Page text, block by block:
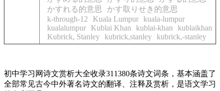
かすれる的意思
かす取りせき的意思
k-through-12
Kuala Lumpur kuala-lumpur
kualalumpur
Kublai Khan kublai-khan
kublaikhan
Kubrick, Stanley kubrick,stanley kubrick,-stanley
初中学习网诗文赏析大全收录311380条诗文词条，基本涵盖了
全部常见古今中外著名诗文的翻译、注释及赏析，是语文学习